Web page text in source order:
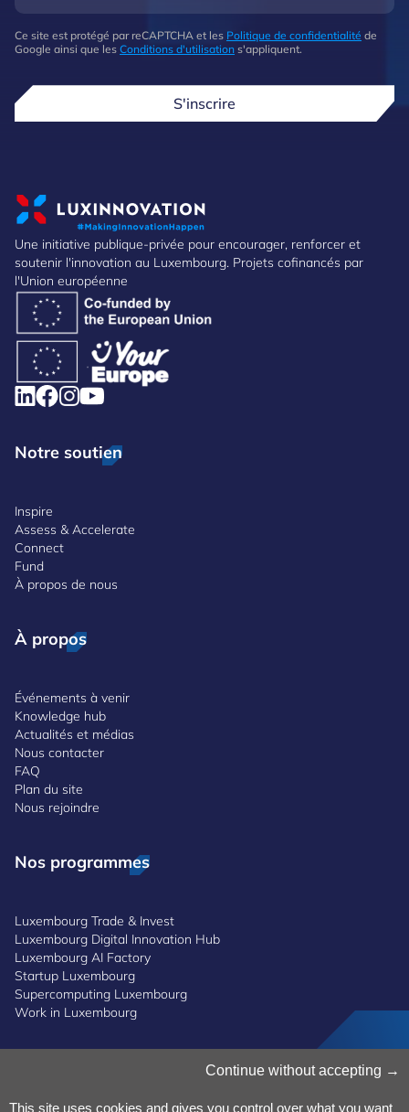
Ce site est protégé par reCAPTCHA et les Politique de confidentialité de
Google ainsi que les Conditions d'utilisation s'appliquent.
S'inscrire
Une initiative publique-privée pour encourager, renforcer et
soutenir l'innovation au Luxembourg. Projets cofinancés par
l'Union européenne
Notre soutien
Inspire
Assess & Accelerate
Connect
Fund
À propos de nous
À propos
Événements à venir
Knowledge hub
Actualités et médias
Nous contacter
FAQ
Plan du site
Nous rejoindre
Nos programmes
Luxembourg Trade & Invest
Luxembourg Digital Innovation Hub
Luxembourg AI Factory
Startup Luxembourg
Supercomputing Luxembourg
Work in Luxembourg
Notice de confidentialité
Continue without accepting
This site uses cookies and gives you control over what you want